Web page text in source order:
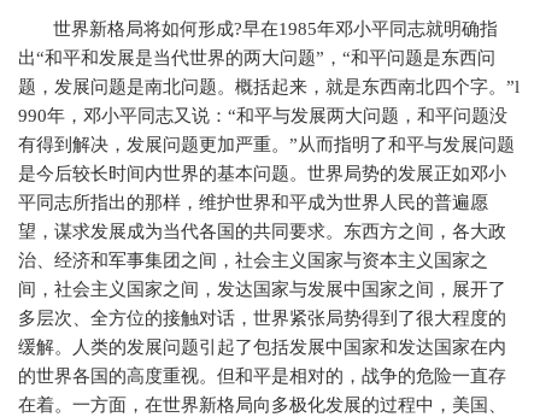
世界新格局将如何形成?早在1985年邓小平同志就明确指
出“和平和发展是当代世界的两大问题”，“和平问题是东西问
题，发展问题是南北问题。概括起来，就是东西南北四个字。”l
990年，邓小平同志又说：“和平与发展两大问题，和平问题没
有得到解决，发展问题更加严重。”从而指明了和平与发展问题
是今后较长时间内世界的基本问题。世界局势的发展正如邓小
平同志所指出的那样，维护世界和平成为世界人民的普遍愿
望，谋求发展成为当代各国的共同要求。东西方之间，各大政
治、经济和军事集团之间，社会主义国家与资本主义国家之
间，社会主义国家之间，发达国家与发展中国家之间，展开了
多层次、全方位的接触对话，世界紧张局势得到了很大程度的
缓解。人类的发展问题引起了包括发展中国家和发达国家在内
的世界各国的高度重视。但和平是相对的，战争的危险一直存
在着。一方面，在世界新格局向多极化发展的过程中，美国、